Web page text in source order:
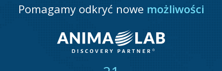
Pomagamy odkryć nowe możliwości